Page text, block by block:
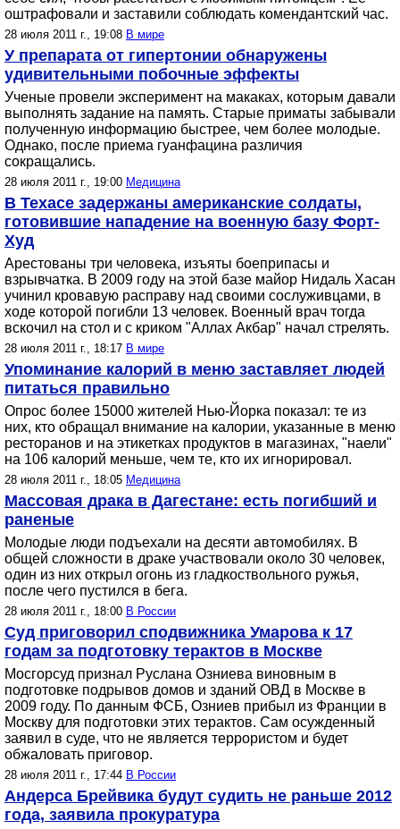
оштрафовали и заставили соблюдать комендантский час.
28 июля 2011 г., 19:08 В мире
У препарата от гипертонии обнаружены
удивительными побочные эффекты
Ученые провели эксперимент на макаках, которым давали
выполнять задание на память. Старые приматы забывали
полученную информацию быстрее, чем более молодые.
Однако, после приема гуанфацина различия
сокращались.
28 июля 2011 г., 19:00 Медицина
В Техасе задержаны американские солдаты,
готовившие нападение на военную базу Форт-
Худ
Арестованы три человека, изъяты боеприпасы и
взрывчатка. В 2009 году на этой базе майор Нидаль Хасан
учинил кровавую расправу над своими сослуживцами, в
ходе которой погибли 13 человек. Военный врач тогда
вскочил на стол и с криком "Аллах Акбар" начал стрелять.
28 июля 2011 г., 18:17 В мире
Упоминание калорий в меню заставляет людей
питаться правильно
Опрос более 15000 жителей Нью-Йорка показал: те из
них, кто обращал внимание на калории, указанные в меню
ресторанов и на этикетках продуктов в магазинах, "наели"
на 106 калорий меньше, чем те, кто их игнорировал.
28 июля 2011 г., 18:05 Медицина
Массовая драка в Дагестане: есть погибший и
раненые
Молодые люди подъехали на десяти автомобилях. В
общей сложности в драке участвовали около 30 человек,
один из них открыл огонь из гладкоствольного ружья,
после чего пустился в бега.
28 июля 2011 г., 18:00 В России
Суд приговорил сподвижника Умарова к 17
годам за подготовку терактов в Москве
Мосгорсуд признал Руслана Озниева виновным в
подготовке подрывов домов и зданий ОВД в Москве в
2009 году. По данным ФСБ, Озниев прибыл из Франции в
Москву для подготовки этих терактов. Сам осужденный
заявил в суде, что не является террористом и будет
обжаловать приговор.
28 июля 2011 г., 17:44 В России
Андерса Брейвика будут судить не раньше 2012
года, заявила прокуратура